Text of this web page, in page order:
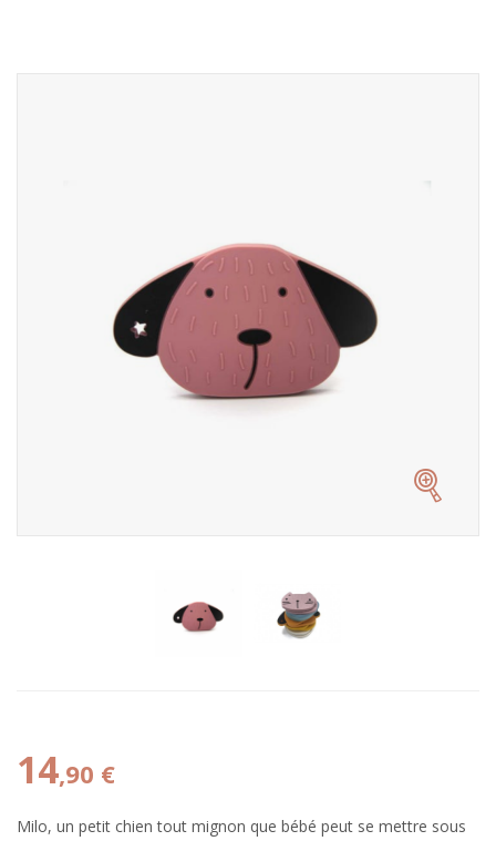
14,90 €
Milo, un petit chien tout mignon que bébé peut se mettre sous